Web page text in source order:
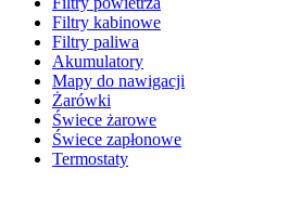
Filtry kabinowe
Filtry paliwa
Akumulatory
Mapy do nawigacji
Żarówki
Świece żarowe
Świece zapłonowe
Termostaty